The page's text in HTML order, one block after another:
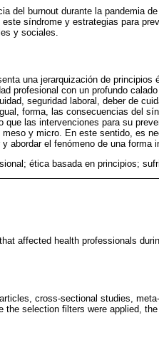
del burnout durante la pandemia
síndrome y estrategias para
y sociales.
una jerarquización de principios
profesional con un profundo
seguridad laboral, deber de
forma, las consecuencias del
las intervenciones para su
y micro. En este sentido, es
abordar el fenómeno de una forma
ética basada en principios;
affected health professionals
cross-sectional studies,
selection filters were applied,